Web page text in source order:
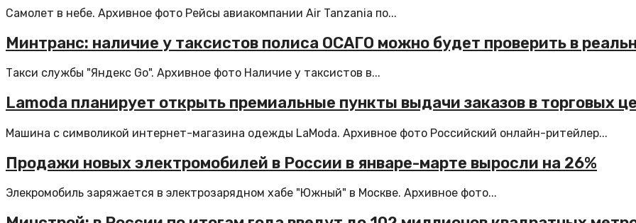
Самолет в небе. Архивное фото Рейсы авиакомпании Air Tanzania по...
Минтранс: наличие у таксистов полиса ОСАГО можно будет проверить в
Такси службы "Яндекс Go". Архивное фото Наличие у таксистов в...
Lamoda планирует открыть премиальные пункты выдачи заказов в торговых
Машина с символикой интернет-магазина одежды LaModa. Архивное фото Российский онлайн-ритейлер...
Продажи новых электромобилей в России в январе-марте выросли на 26%
Элекромобиль заряжается в электрозарядном хабе "Южный" в Москве. Архивное фото...